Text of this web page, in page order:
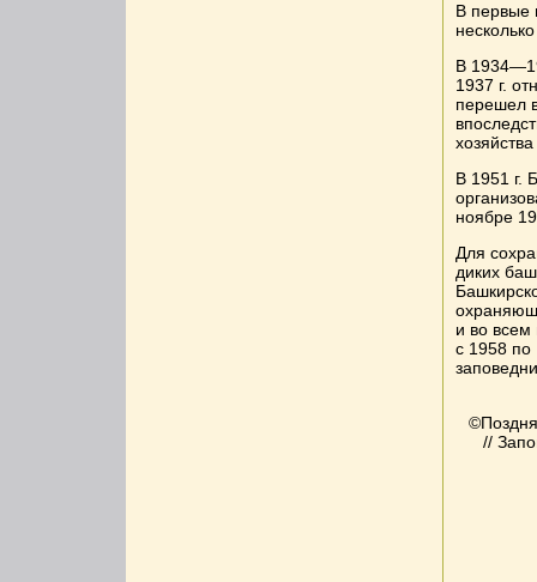
В первые
В
1937 г.
перешел
В 1951 г.
ноябре
Для
диких
и во
с 1958 по
//